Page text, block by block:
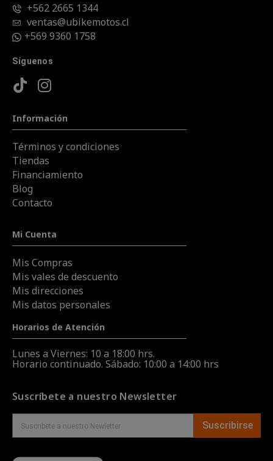
+562 2665 1344
ventas@ubikemotos.cl
+569 9360 1758
Síguenos
Información
Términos y condiciones
Tiendas
Financiamiento
Blog
Contacto
Mi Cuenta
Mis Compras
Mis vales de descuento
Mis direcciones
Mis datos personales
Horarios de Atención
Lunes a Viernes: 10 a 18:00 hrs.
Horario continuado. Sábado: 10:00 a 14:00 hrs
Suscríbete a nuestro Newsletter
Suscribirse